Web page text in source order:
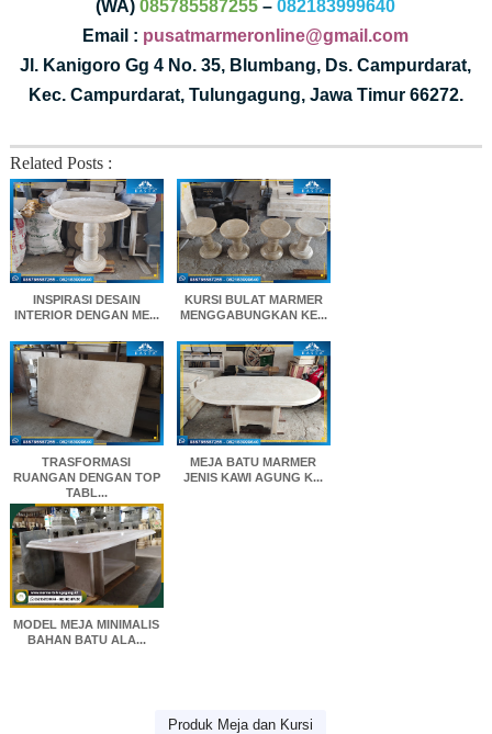
(WA)085785587255 –082183999640
Email : pusatmarmeronline@gmail.com
Jl. Kanigoro Gg 4 No. 35, Blumbang, Ds. Campurdarat,
Kec. Campurdarat, Tulungagung, Jawa Timur 66272.
Related Posts :
INSPIRASI DESAIN
INTERIOR DENGAN ME...
KURSI BULAT MARMER
MENGGABUNGKAN KE...
TRASFORMASI
RUANGAN DENGAN TOP
TABL...
MEJA BATU MARMER
JENIS KAWI AGUNG K...
MODEL MEJA MINIMALIS
BAHAN BATU ALA...
Produk Meja dan Kursi